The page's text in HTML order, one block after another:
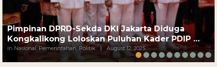
Pimpinan DPRD-Sekda DKI Jakarta Diduga
Kongkalikong Loloskan Puluhan Kader PDIP …
In Nasional, Pemerintahan, Politik | August 12, 2025